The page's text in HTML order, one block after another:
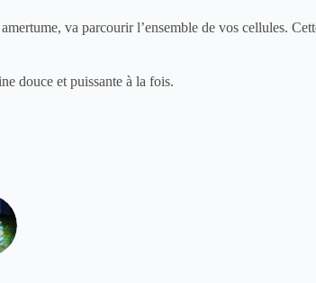
va parcourir l’ensemble de vos cellules.
douce et puissante à la fois.